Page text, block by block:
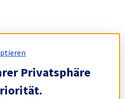
Privatsphäre